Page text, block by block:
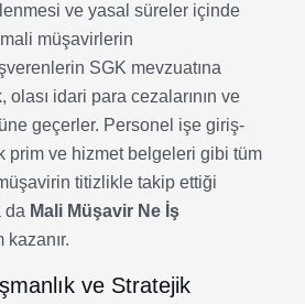
ve yasal süreler içinde
müşavirlerin
SGK mevzuatına
idari para cezalarının ve
geçerler. Personel işe giriş-
prim ve hizmet belgeleri gibi tüm
titizlikle takip ettiği
da Mali Müşavir Ne İş
ve Stratejik